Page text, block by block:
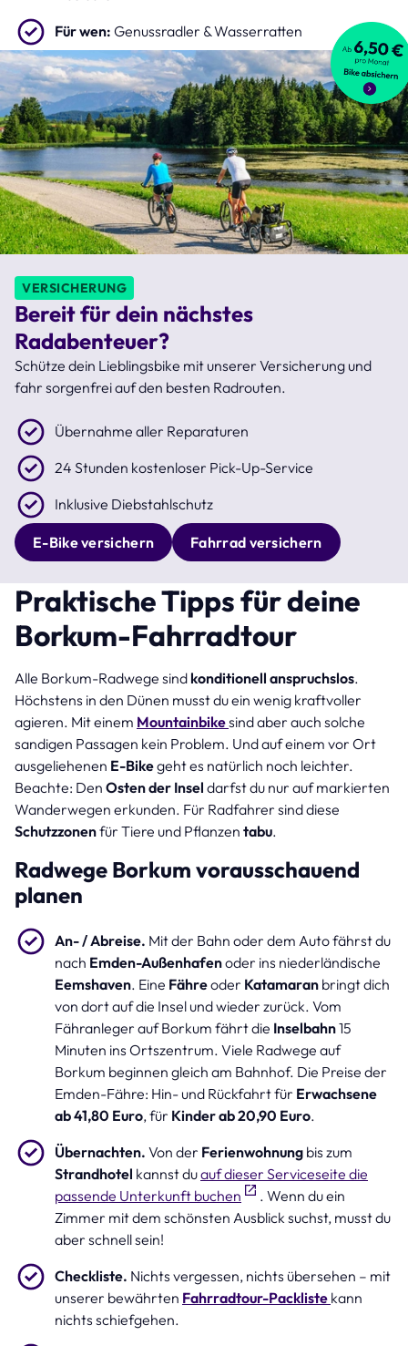
Für wen: Genussradler & Wasserratten
VERSICHERUNG
Bereit für dein nächstes
Radabenteuer?
Schütze dein Lieblingsbike mit unserer Versicherung und
fahr sorgenfrei auf den besten Radrouten.
Übernahme aller Reparaturen
24 Stunden kostenloser Pick-Up-Service
Inklusive Diebstahlschutz
E-Bike versichern Fahrrad versichern
Praktische Tipps für deine
Borkum-Fahrradtour
Alle Borkum-Radwege sind konditionell anspruchslos.
Höchstens in den Dünen musst du ein wenig kraftvoller
agieren. Mit einem Mountainbikesind aber auch solche
sandigen Passagen kein Problem. Und auf einem vor Ort
ausgeliehenen E-Bikegeht es natürlich noch leichter.
Beachte: Den Osten der Insel darfst du nur auf markierten
Wanderwegen erkunden. Für Radfahrer sind diese
Schutzzonenfür Tiere und Pflanzen tabu.
Radwege Borkum vorausschauend
planen
An- / Abreise. Mit der Bahn oder dem Auto fährst du
nach Emden-Außenhafenoder ins niederländische
Eemshaven. Eine Fähreoder Katamaran bringt dich
von dort auf die Insel und wieder zurück. Vom
Fähranleger auf Borkum fährt die Inselbahn15
Minuten ins Ortszentrum. Viele Radwege auf
Borkum beginnen gleich am Bahnhof. Die Preise der
Emden-Fähre: Hin- und Rückfahrt für Erwachsene
ab 41,80 Euro, für Kinder ab 20,90 Euro.
Übernachten. Von der Ferienwohnung bis zum
Strandhotel kannst duauf dieser Serviceseite die
passende Unterkunft buchen
. Wenn du ein
Zimmer mit dem schönsten Ausblick suchst, musst du
aber schnell sein!
Checkliste. Nichts vergessen, nichts übersehen – mit
unserer bewährten Fahrradtour-Packliste kann
nichts schiefgehen.